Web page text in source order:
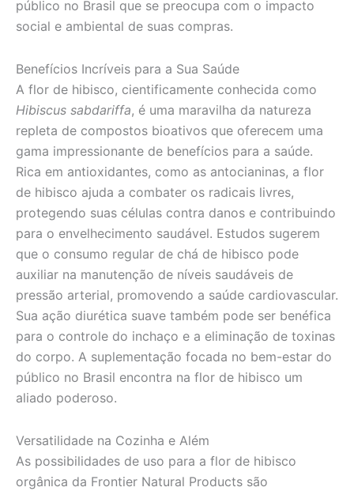
público no Brasil que se preocupa com o impacto
social e ambiental de suas compras.
Benefícios Incríveis para a Sua Saúde
A flor de hibisco, cientificamente conhecida como
Hibiscus sabdariffa, é uma maravilha da natureza
repleta de compostos bioativos que oferecem uma
gama impressionante de benefícios para a saúde.
Rica em antioxidantes, como as antocianinas, a flor
de hibisco ajuda a combater os radicais livres,
protegendo suas células contra danos e contribuindo
para o envelhecimento saudável. Estudos sugerem
que o consumo regular de chá de hibisco pode
auxiliar na manutenção de níveis saudáveis de
pressão arterial, promovendo a saúde cardiovascular.
Sua ação diurética suave também pode ser benéfica
para o controle do inchaço e a eliminação de toxinas
do corpo. A suplementação focada no bem-estar do
público no Brasil encontra na flor de hibisco um
aliado poderoso.
Versatilidade na Cozinha e Além
As possibilidades de uso para a flor de hibisco
orgânica da Frontier Natural Products são